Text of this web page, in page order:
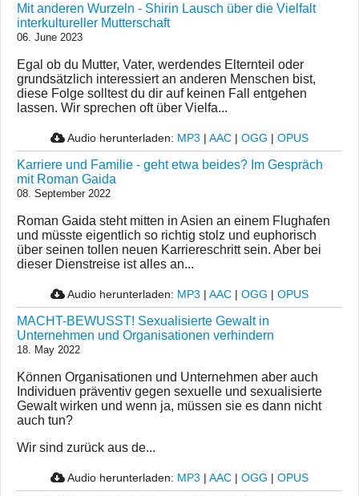
Mit anderen Wurzeln - Shirin Lausch über die Vielfalt
interkultureller Mutterschaft
06. June 2023
Egal ob du Mutter, Vater, werdendes Elternteil oder
grundsätzlich interessiert an anderen Menschen bist,
diese Folge solltest du dir auf keinen Fall entgehen
lassen. Wir sprechen oft über Vielfa...
Audio herunterladen: MP3 | AAC | OGG | OPUS
Karriere und Familie - geht etwa beides? Im Gespräch
mit Roman Gaida
08. September 2022
Roman Gaida steht mitten in Asien an einem Flughafen
und müsste eigentlich so richtig stolz und euphorisch
über seinen tollen neuen Karriereschritt sein. Aber bei
dieser Dienstreise ist alles an...
Audio herunterladen: MP3 | AAC | OGG | OPUS
MACHT-BEWUSST! Sexualisierte Gewalt in
Unternehmen und Organisationen verhindern
18. May 2022
Können Organisationen und Unternehmen aber auch
Individuen präventiv gegen sexuelle und sexualisierte
Gewalt wirken und wenn ja, müssen sie es dann nicht
auch tun?
Wir sind zurück aus de...
Audio herunterladen: MP3 | AAC | OGG | OPUS